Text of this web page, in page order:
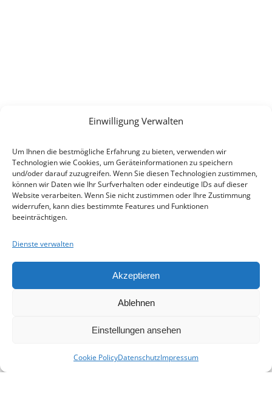
Einwilligung Verwalten
Um Ihnen die bestmögliche Erfahrung zu bieten, verwenden wir
Technologien wie Cookies, um Geräteinformationen zu speichern
und/oder darauf zuzugreifen. Wenn Sie diesen Technologien zustimmen,
können wir Daten wie Ihr Surfverhalten oder eindeutige IDs auf dieser
Website verarbeiten. Wenn Sie nicht zustimmen oder Ihre Zustimmung
widerrufen, kann dies bestimmte Features und Funktionen
beeinträchtigen.
Dienste verwalten
Akzeptieren
Ablehnen
Einstellungen ansehen
Cookie PolicyDatenschutzImpressum
Beitrittserklärung
Cookie-Einstellungen
Datenschutz
Impressum
SPENDEN
Mit Ihrer Spende unterstützen Sie uns,
Heimatforscher in Niederbayern zu
schaffen und sie in ihrer Arbeit zu
unterstützen.
Niederbayern e. V.